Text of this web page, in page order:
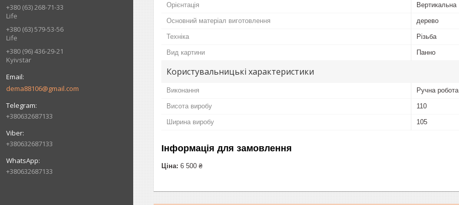
+380 (63) 268-71-33
Life
+380 (63) 579-53-56
Life
+380 (96) 436-29-21
Kyivstar
dema88106@gmail.com
+380632687133
+380632687133
+380632687133
Орієнтація Вертикальна
Основний матеріал виготовлення дерево
Техніка Різьба
Вид картини Панно
Користувальницькі характеристики
Виконання Ручна робота
Висота виробу 110
Ширина виробу 105
Інформація для замовлення
Ціна: 6 500 ₴